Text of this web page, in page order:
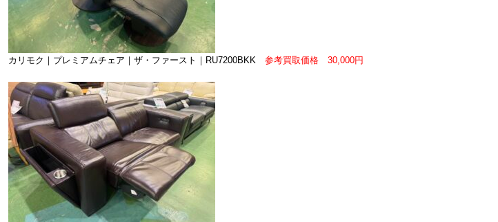
カリモク｜プレミアムチェア｜ザ・ファースト｜RU7200BKK 参考買取価格 30,000円